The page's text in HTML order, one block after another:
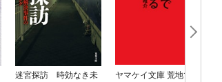
迷宮探訪 時効なき未
ヤマケイ文庫 荒地で生